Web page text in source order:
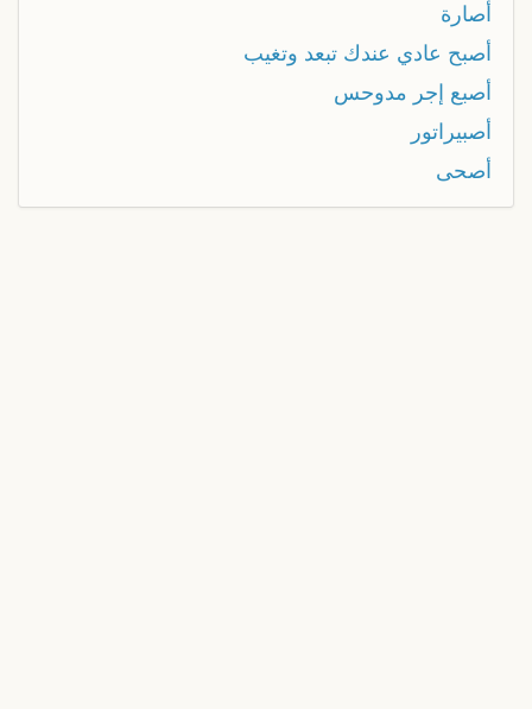
أصارة
أصبح عادي عندك تبعد وتغيب
أصبع إجر مدوحس
أصبيراتور
أصحى